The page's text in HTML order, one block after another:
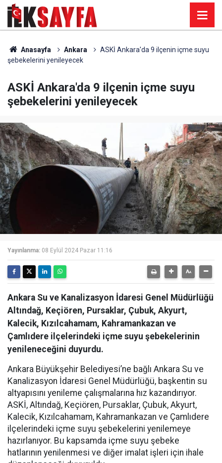
Anasayfa Ankara
ASKİ Ankara'da 9 ilçenin içme suyu
şebekelerini yenileyecek
ASKİ Ankara'da 9 ilçenin içme suyu
şebekelerini yenileyecek
Yayınlanma: 08 Eylül 2024 Pazar 11:16
Ankara Su ve Kanalizasyon İdaresi Genel Müdürlüğü
Altındağ, Keçiören, Pursaklar, Çubuk, Akyurt,
Kalecik, Kızılcahamam, Kahramankazan ve
Çamlıdere ilçelerindeki içme suyu şebekelerinin
yenileneceğini duyurdu.
Ankara Büyükşehir Belediyesi’ne bağlı Ankara Su ve
Kanalizasyon İdaresi Genel Müdürlüğü, başkentin su
altyapısını yenileme çalışmalarına hız kazandırıyor.
ASKİ, Altındağ, Keçiören, Pursaklar, Çubuk, Akyurt,
Kalecik, Kızılcahamam, Kahramankazan ve Çamlıdere
ilçelerindeki içme suyu şebekelerini yenilemeye
hazırlanıyor. Bu kapsamda içme suyu şebeke
hatlarının yenilenmesi ve diğer imalat işleri için ihale